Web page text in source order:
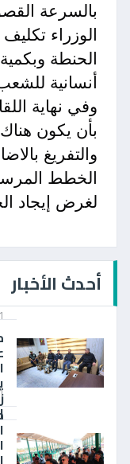
بالسرعة
الوزراء
أنسانية
وفي نهاية
بأن يكون
والتفريغ
الخطط
لغرض إيجاد
أحدث الأخبار